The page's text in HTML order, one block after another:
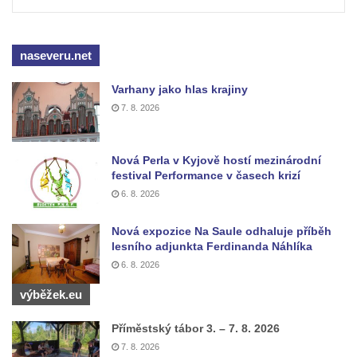
Kaifáše (U Děvečky)
Annáše (U Kaifáše)
Křížová cesta Římov – XII. kaple – Vodní
brána
Křížová cesta Římov – XI. kaple – Ježíš
haněn a tupen
Křížová cesta Římov – X. kaple – U
Cedronu
Křížová cesta Římov – IX. kaple – U
chromého žida
Křížová cesta Římov – VIII. kaple – Kristus
svázán a ze zahrady vyhnán
Křížová cesta Římov – VII. kaple – Políbení
naseveru.net
Varhany jako hlas krajiny
7. 8. 2026
Nová Perla v Kyjově hostí mezinárodní
festival Performance v časech krizí
6. 8. 2026
Nová expozice Na Saule odhaluje příběh
lesního adjunkta Ferdinanda Náhlíka
6. 8. 2026
výběžek.eu
Příměstský tábor 3. – 7. 8. 2026
7. 8. 2026